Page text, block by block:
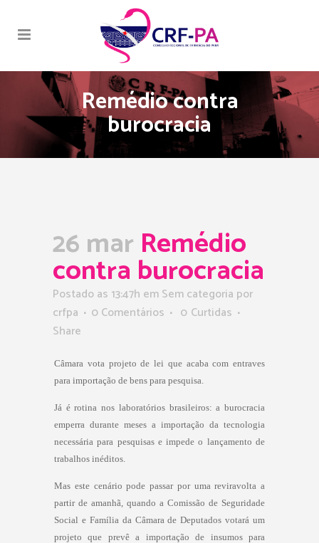
Remédio contra
burocracia
26 marRemédio
contra burocracia
Postado as 13:47h em Sem categoria por
crfpa
0 Comentários 0 Curtidas
Share
Câmara vota projeto de lei que acaba com entraves
para importação de bens para pesquisa.
Já é rotina nos laboratórios brasileiros: a burocracia
emperra durante meses a importação da tecnologia
necessária para pesquisas e impede o lançamento de
trabalhos inéditos.
Mas este cenário pode passar por uma reviravolta a
partir de amanhã, quando a Comissão de Seguridade
Social e Família da Câmara de Deputados votará um
projeto que prevê a importação de insumos para